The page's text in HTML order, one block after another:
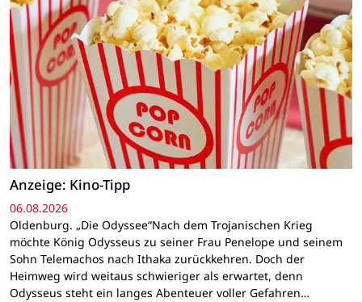
Anzeige: Kino-Tipp
06.08.2026
Oldenburg. „Die Odyssee“Nach dem Trojanischen Krieg
möchte König Odysseus zu seiner Frau Penelope und seinem
Sohn Telemachos nach Ithaka zurückkehren. Doch der
Heimweg wird weitaus schwieriger als erwartet, denn
Odysseus steht ein langes Abenteuer voller Gefahren…